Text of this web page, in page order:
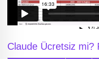
Claude Ücretsiz mi?